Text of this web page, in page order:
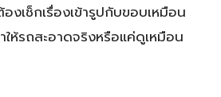
งเช็กเรื่องเข้ารูปกับขอบเหมือน
ให้รถสะอาดจริงหรือแค่ดูเหมือน